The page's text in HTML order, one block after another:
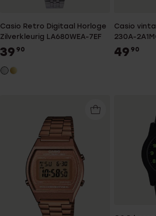
Casio Retro Digitaal Horloge
Zilverkleurig LA680WEA-7EF
39 90
Casio
230A-
49 90